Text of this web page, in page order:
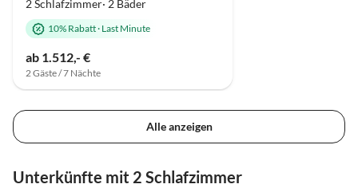
2 Schlafzimmer· 2 Bäder
10% Rabatt· Last Minute
ab 1.512,- €
2 Gäste / 7 Nächte
Alle anzeigen
Unterkünfte mit 2 Schlafzimmer